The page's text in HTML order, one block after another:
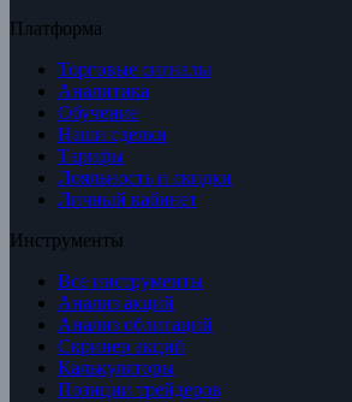
Платформа
Торговые сигналы
Аналитика
Обучение
Наши сделки
Тарифы
Лояльность и скидки
Личный кабинет
Инструменты
Все инструменты
Анализ акций
Анализ облигаций
Скринер акций
Калькуляторы
Позиции трейдеров